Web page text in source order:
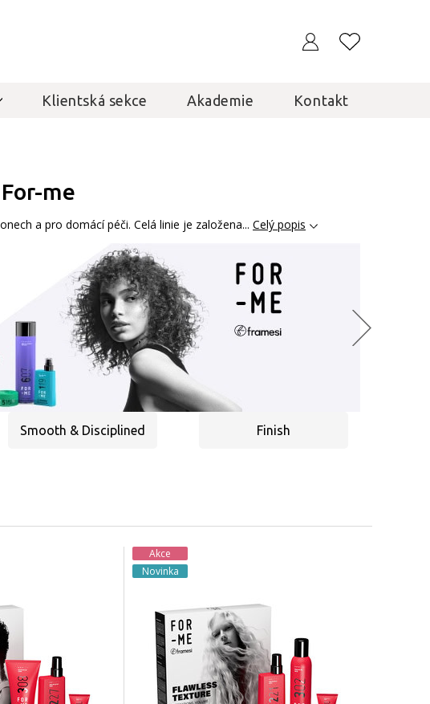
Klientská sekce Akademie Kontakt
me
a pro domácí péči. Celá linie je založena... Celý popis
Smooth & Disciplined Finish
Akce
Novinka